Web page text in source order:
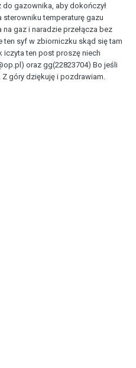
do gazownika, aby dokończył
sterowniku temperaturę gazu
gaz i naradzie przełącza bez
ten syf w zbiorniczku skąd się tam
iczyta ten post proszę niech
oraz gg(22823704) Bo jeśli
góry dziękuję i pozdrawiam.